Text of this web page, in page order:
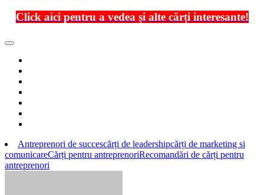
Click aici pentru a vedea și alte cărți interesante!
Antreprenori de succescărți de leadershipcărți de marketing si
comunicareCărți pentru antreprenoriRecomandări de cărți pentru
antreprenori